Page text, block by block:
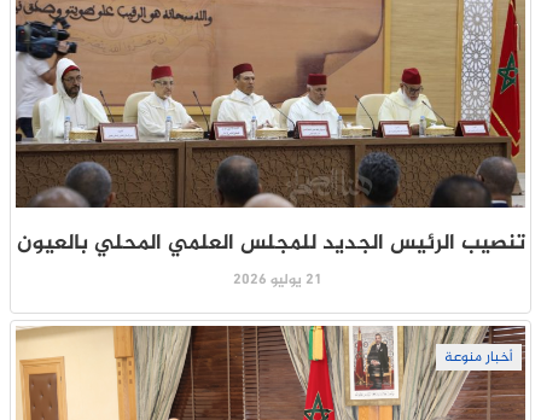
تنصيب الرئيس الجديد للمجلس العلمي المحلي بالعيون
21 يوليو 2026
أخبار منوعة